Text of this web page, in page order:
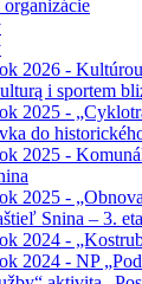
organizácie
2026 -
i sportem
2025 -
do
2025 -
2025 -
Snina – 3.
2024 -
2024 - NP